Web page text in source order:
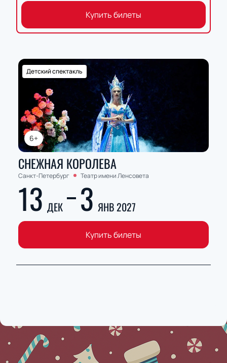
Купить билеты
6+
Детский спектакль
СНЕЖНАЯ КОРОЛЕВА
Санкт-Петербург Театр имени Ленсовета
13 ДЕК 3 ЯНВ 2027
Купить билеты